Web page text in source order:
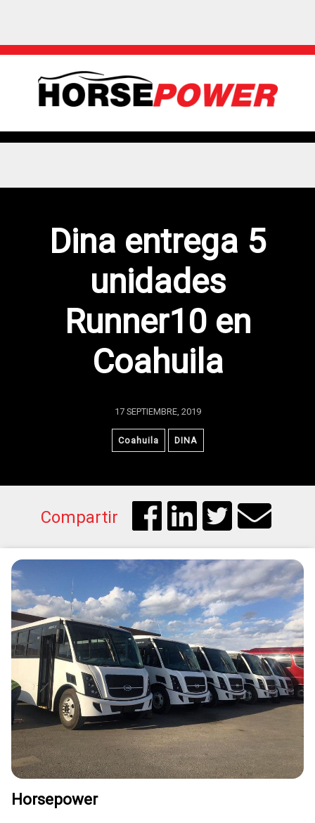
Dina entrega 5
unidades
Runner10 en
Coahuila
17 SEPTIEMBRE, 2019
Coahuila DINA
Compartir
Horsepower